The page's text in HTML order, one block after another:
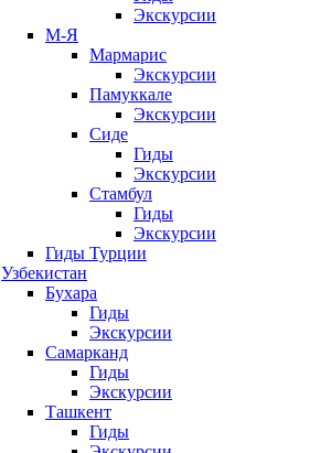
Экскурсии
М-Я
Мармарис
Экскурсии
Памуккале
Экскурсии
Сиде
Гиды
Экскурсии
Стамбул
Гиды
Экскурсии
Гиды Турции
Узбекистан
Бухара
Гиды
Экскурсии
Самарканд
Гиды
Экскурсии
Ташкент
Гиды